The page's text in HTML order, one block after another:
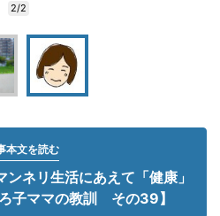
2/2
本文を読む
ネリ生活にあえて「健康」
子ママの教訓 その39】